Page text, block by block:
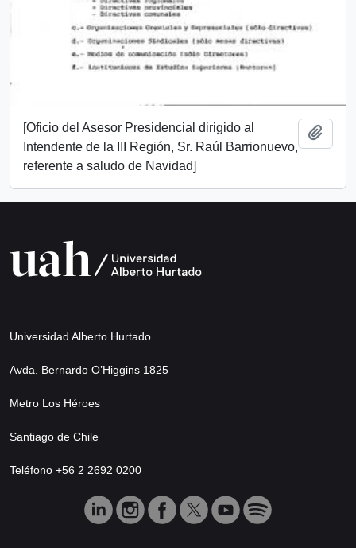
[Oficio del Asesor Presidencial dirigido al
Intendente de la III Región, Sr. Raúl Barrionuevo,
referente a saludo de Navidad]
Universidad Alberto Hurtado
Avda. Bernardo O’Higgins 1825
Metro Los Héroes
Santiago de Chile
Teléfono +56 2 2692 0200